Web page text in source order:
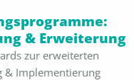
& Erweiterung
zur erweiterten
& Implementierung